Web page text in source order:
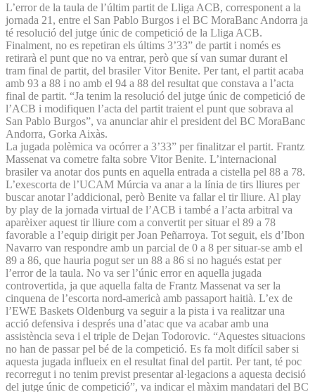
L’error de la taula de l’últim partit de Lliga ACB, corresponent a la
jornada 21, entre el San Pablo Burgos i el BC MoraBanc Andorra ja
té resolució del jutge únic de competició de la Lliga ACB.
Finalment, no es repetiran els últims 3’33” de partit i només es
retirarà el punt que no va entrar, però que sí van sumar durant el
tram final de partit, del brasiler Vitor Benite. Per tant, el partit acaba
amb 93 a 88 i no amb el 94 a 88 del resultat que constava a l’acta
final de partit. “Ja tenim la resolució del jutge únic de competició de
l’ACB i modifiquen l’acta del partit traient el punt que sobrava al
San Pablo Burgos”, va anunciar ahir el president del BC MoraBanc
Andorra, Gorka Aixàs.
La jugada polèmica va ocórrer a 3’33” per finalitzar el partit. Frantz
Massenat va cometre falta sobre Vitor Benite. L’internacional
brasiler va anotar dos punts en aquella entrada a cistella pel 88 a 78.
L’exescorta de l’UCAM Múrcia va anar a la línia de tirs lliures per
buscar anotar l’addicional, però Benite va fallar el tir lliure. Al play
by play de la jornada virtual de l’ACB i també a l’acta arbitral va
aparèixer aquest tir lliure com a convertit per situar el 89 a 78
favorable a l’equip dirigit per Joan Peñarroya. Tot seguit, els d’Ibon
Navarro van respondre amb un parcial de 0 a 8 per situar-se amb el
89 a 86, que hauria pogut ser un 88 a 86 si no hagués estat per
l’error de la taula. No va ser l’únic error en aquella jugada
controvertida, ja que aquella falta de Frantz Massenat va ser la
cinquena de l’escorta nord-americà amb passaport haitià. L’ex de
l’EWE Baskets Oldenburg va seguir a la pista i va realitzar una
acció defensiva i després una d’atac que va acabar amb una
assistència seva i el triple de Dejan Todorovic. “Aquestes situacions
no han de passar pel bé de la competició. Es fa molt difícil saber si
aquesta jugada influeix en el resultat final del partit. Per tant, té poc
recorregut i no tenim previst presentar al·legacions a aquesta decisió
del jutge únic de competició”, va indicar el màxim mandatari del BC